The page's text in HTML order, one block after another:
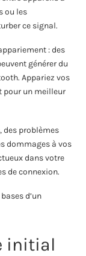
ou les
ce signal.
: des
générer du
Appariez vos
pour un meilleur
des problèmes
dommages à vos
dans votre
de connexion.
d’un
initial